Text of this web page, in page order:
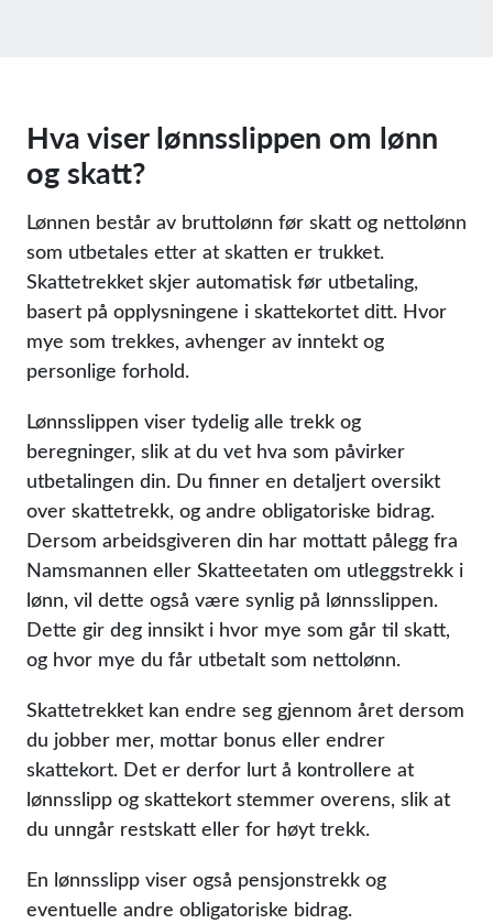
Hva viser lønnsslippen om lønn
og skatt?
Lønnen består av bruttolønn før skatt og nettolønn
som utbetales etter at skatten er trukket.
Skattetrekket skjer automatisk før utbetaling,
basert på opplysningene i skattekortet ditt. Hvor
mye som trekkes, avhenger av inntekt og
personlige forhold.
Lønnsslippen viser tydelig alle trekk og
beregninger, slik at du vet hva som påvirker
utbetalingen din. Du finner en detaljert oversikt
over skattetrekk, og andre obligatoriske bidrag.
Dersom arbeidsgiveren din har mottatt pålegg fra
Namsmannen eller Skatteetaten om utleggstrekk i
lønn, vil dette også være synlig på lønnsslippen.
Dette gir deg innsikt i hvor mye som går til skatt,
og hvor mye du får utbetalt som nettolønn.
Skattetrekket kan endre seg gjennom året dersom
du jobber mer, mottar bonus eller endrer
skattekort. Det er derfor lurt å kontrollere at
lønnsslipp og skattekort stemmer overens, slik at
du unngår restskatt eller for høyt trekk.
En lønnsslipp viser også pensjonstrekk og
eventuelle andre obligatoriske bidrag.